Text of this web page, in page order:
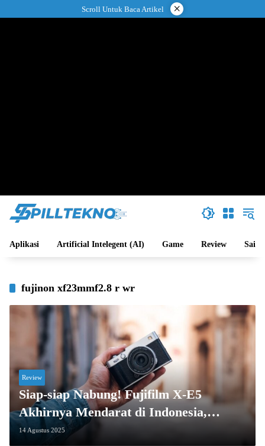
ke
Scroll Untuk Baca Artikel ×
Aplikasi Artificial Intelegent (AI) Game Review Sains
fujinon xf23mmf2.8 r wr
Review
Siap-siap Nabung! Fujifilm X-E5
Akhirnya Mendarat di Indonesia,
Harganya Bikin Penasaran!
14 Agustus 2025